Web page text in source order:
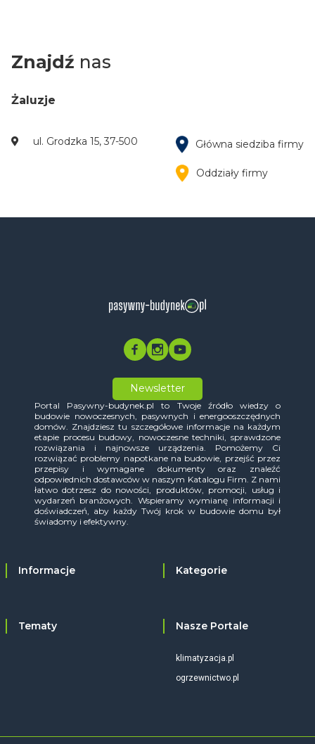
Znajdź nas
Żaluzje
ul. Grodzka 15, 37-500 Główna siedziba firmy
Oddziały firmy
Newsletter
Portal Pasywny-budynek.pl to Twoje źródło wiedzy o
budowie nowoczesnych, pasywnych i energooszczędnych
domów. Znajdziesz tu szczegółowe informacje na każdym
etapie procesu budowy, nowoczesne techniki, sprawdzone
rozwiązania i najnowsze urządzenia. Pomożemy Ci
rozwiązać problemy napotkane na budowie, przejść przez
przepisy i wymagane dokumenty oraz znaleźć
odpowiednich dostawców w naszym Katalogu Firm. Z nami
łatwo dotrzesz do nowości, produktów, promocji, usług i
wydarzeń branżowych. Wspieramy wymianę informacji i
doświadczeń, aby każdy Twój krok w budowie domu był
świadomy i efektywny.
Informacje Kategorie
Tematy Nasze Portale
klimatyzacja.pl
ogrzewnictwo.pl